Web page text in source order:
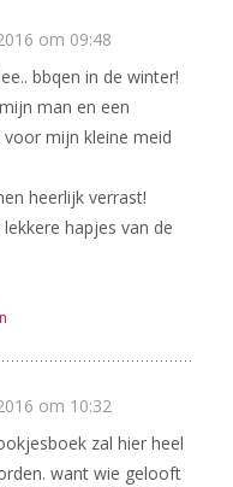
om 09:48
bbqen in de winter!
man en een
voor mijn kleine meid
heerlijk verrast!
hapjes van de
om 10:32
zal hier heel
want wie gelooft